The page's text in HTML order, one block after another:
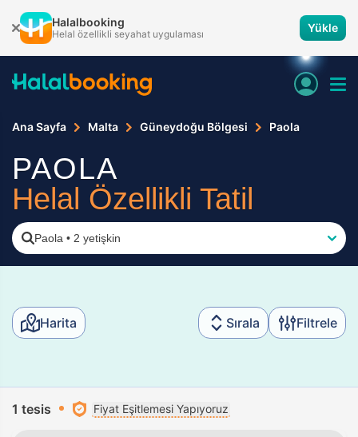
Halalbooking
Helal özellikli seyahat uygulaması Yükle
Ana Sayfa Malta Güneydoğu Bölgesi Paola
PAOLA
Helal Özellikli Tatil
Paola • 2 yetişkin
Harita Sırala Filtrele
1 tesis Fiyat Eşitlemesi Yapıyoruz